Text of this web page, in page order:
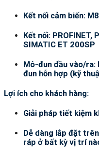
Kết nối cảm biến:
Kết nối: PROFINET,
SIMATIC ET 200SP
Mô-đun đầu vào/
đun hỗn hợp (kỹ
Lợi ích cho khách hàng:
Giải pháp tiết kiệm
Dễ dàng lắp đặt
ráp ở bất kỳ vị trí